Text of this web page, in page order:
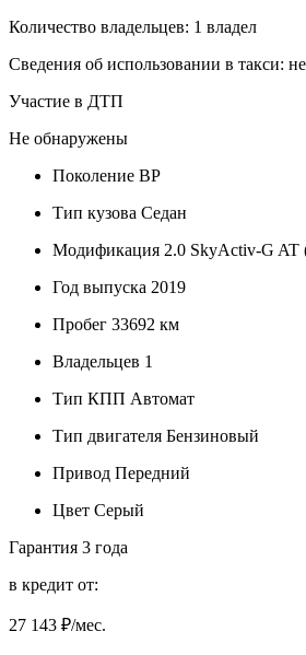
Количество владельцев: 1 владел
Сведения об использовании в такси:
Участие в ДТП
Не обнаружены
Поколение BP
Тип кузова Седан
Модификация 2.0 SkyActiv-G AT
Год выпуска 2019
Пробег 33692 км
Владельцев 1
Тип КПП Автомат
Тип двигателя Бензиновый
Привод Передний
Цвет Серый
Гарантия 3 года
в кредит от:
27 143 ₽/мес.